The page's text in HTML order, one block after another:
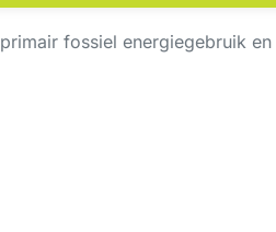
primair fossiel energiegebruik en